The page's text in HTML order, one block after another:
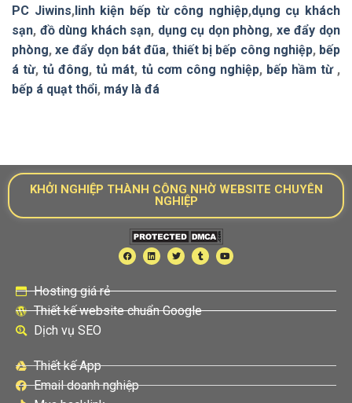
PC Jiwins,linh kiện bếp từ công nghiệp,dụng cụ khách
sạn, đồ dùng khách sạn, dụng cụ dọn phòng, xe đẩy dọn
phòng,xe đẩy dọn bát đũa,thiết bị bếp công nghiệp, bếp
á từ, tủ đông, tủ mát, tủ cơm công nghiệp, bếp hầm từ,
bếp á quạt thổi, máy là đá
KHỞI NGHIỆP THÀNH CÔNG NHỜ WEBSITE CHUYÊN
NGHIỆP
Hosting giá rẻ
Thiết kế website chuẩn Google
Dịch vụ SEO
Thiết kế App
Email doanh nghiệp